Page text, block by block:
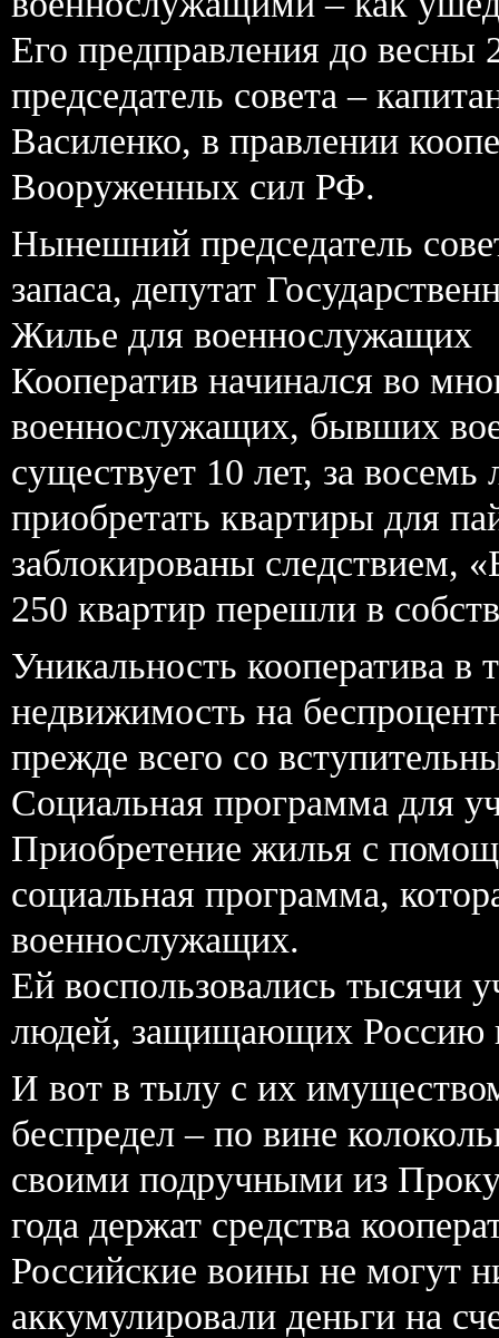
Его предправления до весны
председатель совета –
Василенко, в правлении
Вооруженных сил РФ.
Нынешний председатель
запаса, депутат
Жилье для военнослужащих
Кооператив начинался во
военнослужащих, бывших
существует 10 лет, за
приобретать квартиры для
заблокированы следствием,
250 квартир перешли в
Уникальность кооператива
недвижимость на
прежде всего со
Социальная программа для
Приобретение жилья с
социальная программа,
военнослужащих.
Ей воспользовались тысячи
людей, защищающих Россию
И вот в тылу с их
беспредел – по вине
своими подручными из
года держат средства
Российские воины не могут
аккумулировали деньги на